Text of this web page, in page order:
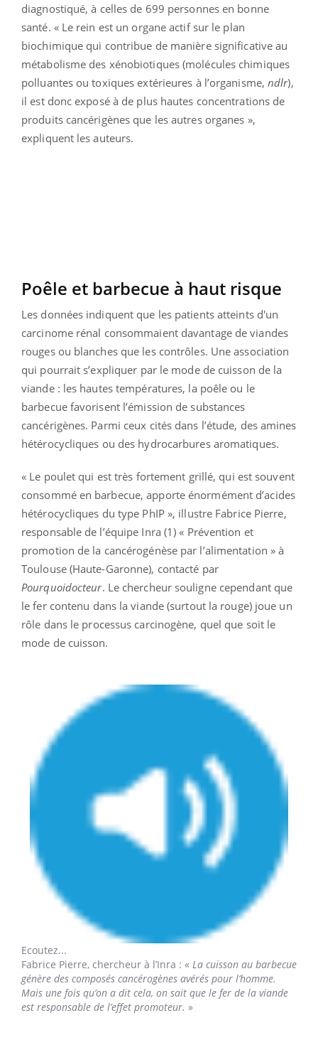
diagnostiqué, à celles de 699 personnes en bonne
santé. « Le rein est un organe actif sur le plan
biochimique qui contribue de manière significative au
métabolisme des xénobiotiques (molécules chimiques
polluantes ou toxiques extérieures à l’organisme,ndlr),
il est donc exposé à de plus hautes concentrations de
produits cancérigènes que les autres organes »,
expliquent les auteurs.
Poêle et barbecue à haut risque
Les données indiquent que les patients atteints d'un
carcinome rénal consommaient davantage de viandes
rouges ou blanches que les contrôles. Une association
qui pourrait s’expliquer par le mode de cuisson de la
viande : les hautes températures, la poêle ou le
barbecue favorisent l’émission de substances
cancérigènes. Parmi ceux cités dans l’étude, des amines
hétérocycliques ou des hydrocarbures aromatiques.
« Le poulet qui est très fortement grillé, qui est souvent
consommé en barbecue, apporte énormément d’acides
hétérocycliques du type PhIP », illustre Fabrice Pierre,
responsable de l’équipe Inra (1) « Prévention et
promotion de la cancérogénèse par l’alimentation » à
Toulouse (Haute-Garonne), contacté par
Pourquoidocteur. Le chercheur souligne cependant que
le fer contenu dans la viande (surtout la rouge) joue un
rôle dans le processus carcinogène, quel que soit le
mode de cuisson.
Ecoutez...
Fabrice Pierre, chercheur à l’Inra : « La cuisson au barbecue
génère des composés cancérogènes avérés pour l’homme.
Mais une fois qu’on a dit cela, on sait que le fer de la viande
est responsable de l’effet promoteur. »